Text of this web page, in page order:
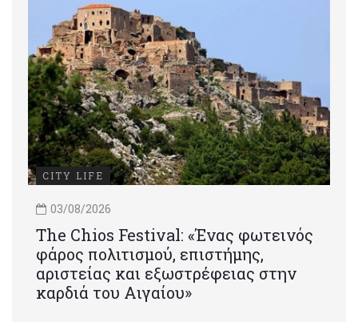
CITY LIFE
03/08/2026
Τhe Chios Festival: «Ένας φωτεινός
φάρος πολιτισμού, επιστήμης,
αριστείας και εξωστρέφειας στην
καρδιά του Αιγαίου»